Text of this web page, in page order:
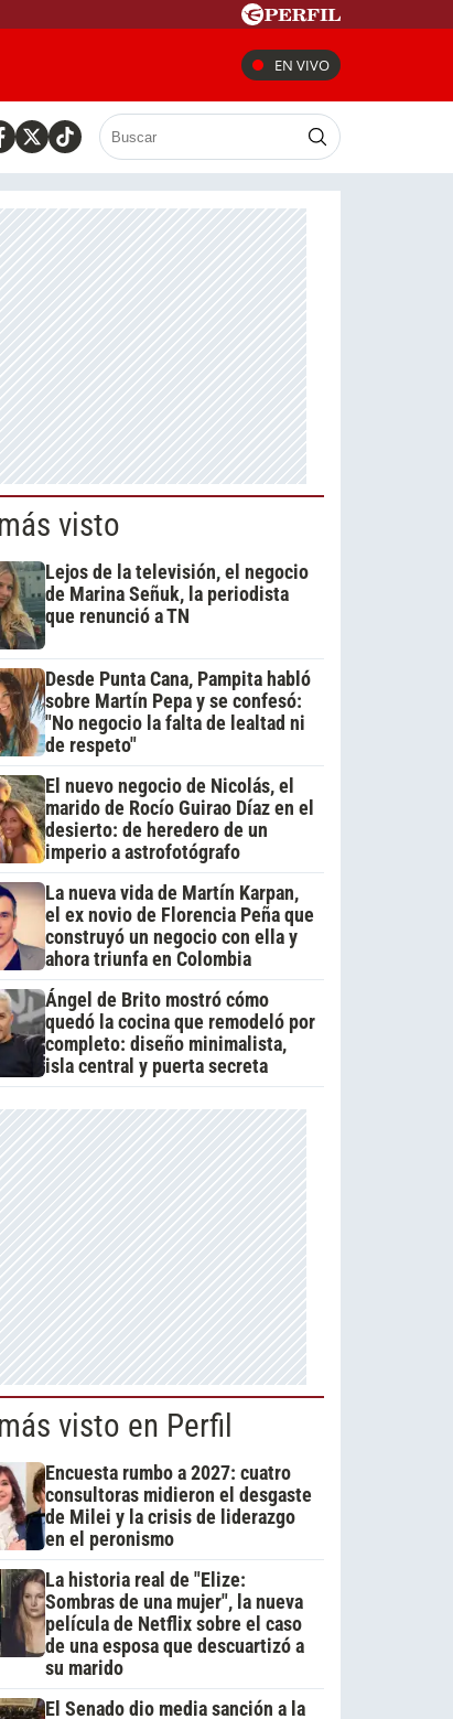
EN VIVO
visto
Lejos de la televisión, el negocio
de Marina Señuk, la periodista
que renunció a TN
Desde Punta Cana, Pampita habló
sobre Martín Pepa y se confesó:
"No negocio la falta de lealtad ni
de respeto"
El nuevo negocio de Nicolás, el
marido de Rocío Guirao Díaz en el
desierto: de heredero de un
imperio a astrofotógrafo
La nueva vida de Martín Karpan,
el ex novio de Florencia Peña que
construyó un negocio con ella y
ahora triunfa en Colombia
Ángel de Brito mostró cómo
quedó la cocina que remodeló por
completo: diseño minimalista,
isla central y puerta secreta
visto en Perfil
Encuesta rumbo a 2027: cuatro
consultoras midieron el desgaste
de Milei y la crisis de liderazgo
en el peronismo
La historia real de "Elize:
Sombras de una mujer", la nueva
película de Netflix sobre el caso
de una esposa que descuartizó a
su marido
El Senado dio media sanción a la